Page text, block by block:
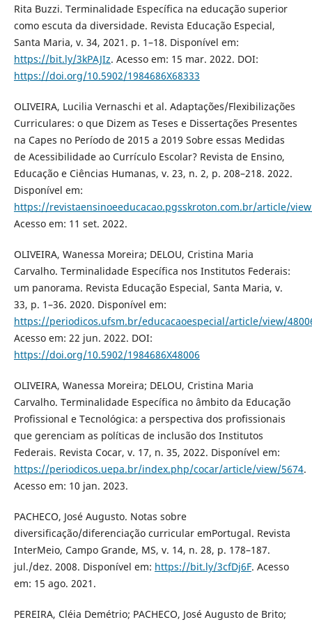
Rita Buzzi. Terminalidade Específica na educação superior
como escuta da diversidade. Revista Educação Especial,
Santa Maria, v. 34, 2021. p. 1–18. Disponível em:
https://bit.ly/3kPAJIz. Acesso em: 15 mar. 2022. DOI:
https://doi.org/10.5902/1984686X68333
OLIVEIRA, Lucilia Vernaschi et al. Adaptações/Flexibilizações
Curriculares: o que Dizem as Teses e Dissertações Presentes
na Capes no Período de 2015 a 2019 Sobre essas Medidas
de Acessibilidade ao Currículo Escolar? Revista de Ensino,
Educação e Ciências Humanas, v. 23, n. 2, p. 208–218. 2022.
Disponível em:
https://revistaensinoeeducacao.pgsskroton.com.br/article/
Acesso em: 11 set. 2022.
OLIVEIRA, Wanessa Moreira; DELOU, Cristina Maria
Carvalho. Terminalidade Específica nos Institutos Federais:
um panorama. Revista Educação Especial, Santa Maria, v.
33, p. 1–36. 2020. Disponível em:
https://periodicos.ufsm.br/educacaoespecial/article/view/
Acesso em: 22 jun. 2022. DOI:
https://doi.org/10.5902/1984686X48006
OLIVEIRA, Wanessa Moreira; DELOU, Cristina Maria
Carvalho. Terminalidade Específica no âmbito da Educação
Profissional e Tecnológica: a perspectiva dos profissionais
que gerenciam as políticas de inclusão dos Institutos
Federais. Revista Cocar, v. 17, n. 35, 2022. Disponível em:
https://periodicos.uepa.br/index.php/cocar/article/view/5674.
Acesso em: 10 jan. 2023.
PACHECO, José Augusto. Notas sobre
diversificação/diferenciação curricular emPortugal. Revista
InterMeio, Campo Grande, MS, v. 14, n. 28, p. 178–187.
jul./dez. 2008. Disponível em: https://bit.ly/3cfDj6F. Acesso
em: 15 ago. 2021.
PEREIRA, Cléia Demétrio; PACHECO, José Augusto de Brito;